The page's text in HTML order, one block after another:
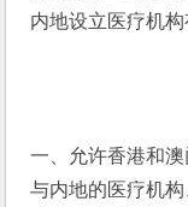
内地设立医疗机
一、允许香港和
与内地的医疗机